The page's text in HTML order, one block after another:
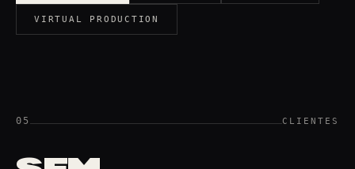
VIRTUAL PRODUCTION
05 CLIENTES